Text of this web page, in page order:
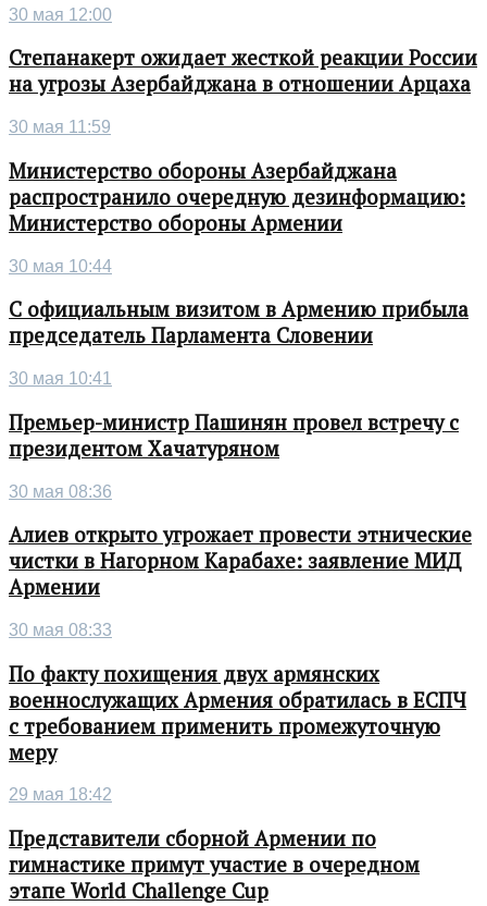
30 мая 12:00
Степанакерт ожидает жесткой реакции России
на угрозы Азербайджана в отношении Арцаха
30 мая 11:59
Министерство обороны Азербайджана
распространило очередную дезинформацию:
Министерство обороны Армении
30 мая 10:44
С официальным визитом в Армению прибыла
председатель Парламента Словении
30 мая 10:41
Премьер-министр Пашинян провел встречу с
президентом Хачатуряном
30 мая 08:36
Алиев открыто угрожает провести этнические
чистки в Нагорном Карабахе: заявление МИД
Армении
30 мая 08:33
По факту похищения двух армянских
военнослужащих Армения обратилась в ЕСПЧ
с требованием применить промежуточную
меру
29 мая 18:42
Представители сборной Армении по
гимнастике примут участие в очередном
этапе World Challenge Cup